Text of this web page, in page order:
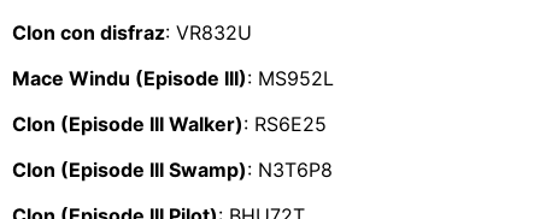
Clon con disfraz: VR832U
Mace Windu (Episode III): MS952L
Clon (Episode III Walker): RS6E25
Clon (Episode III Swamp): N3T6P8